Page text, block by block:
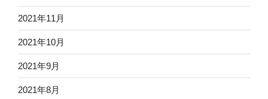
2021年11月
2021年10月
2021年9月
2021年8月